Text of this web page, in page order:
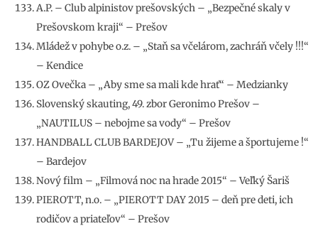
A.P. – Club alpinistov prešovských – „Bezpečné skaly v
Prešovskom kraji“ – Prešov
Mládež v pohybe o.z. – „Staň sa včelárom, zachráň včely !!!“
– Kendice
OZ Ovečka – „Aby sme sa mali kde hrať“ – Medzianky
Slovenský skauting, 49. zbor Geronimo Prešov –
„NAUTILUS – nebojme sa vody“ – Prešov
HANDBALL CLUB BARDEJOV – „Tu žijeme a športujeme !“
– Bardejov
Nový film – „Filmová noc na hrade 2015“ – Veľký Šariš
PIEROTT, n.o. – „PIEROTT DAY 2015 – deň pre deti, ich
rodičov a priateľov“ – Prešov